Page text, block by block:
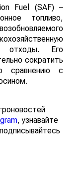
Fuel (SAF) –
топливо,
отходы. Его
сократить
сравнению с
, узнавайте